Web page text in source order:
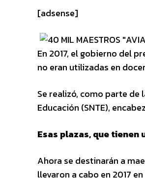
[adsense]
En 2017, el gobierno del
no eran utilizadas en
Se realizó, como parte
Educación (SNTE),
Esas plazas, que tienen
Ahora se destinarán a
llevaron a cabo en 2017